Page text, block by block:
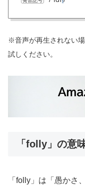
※音声が再生されない
試しください。
「folly」の意
「folly」は「愚かさ